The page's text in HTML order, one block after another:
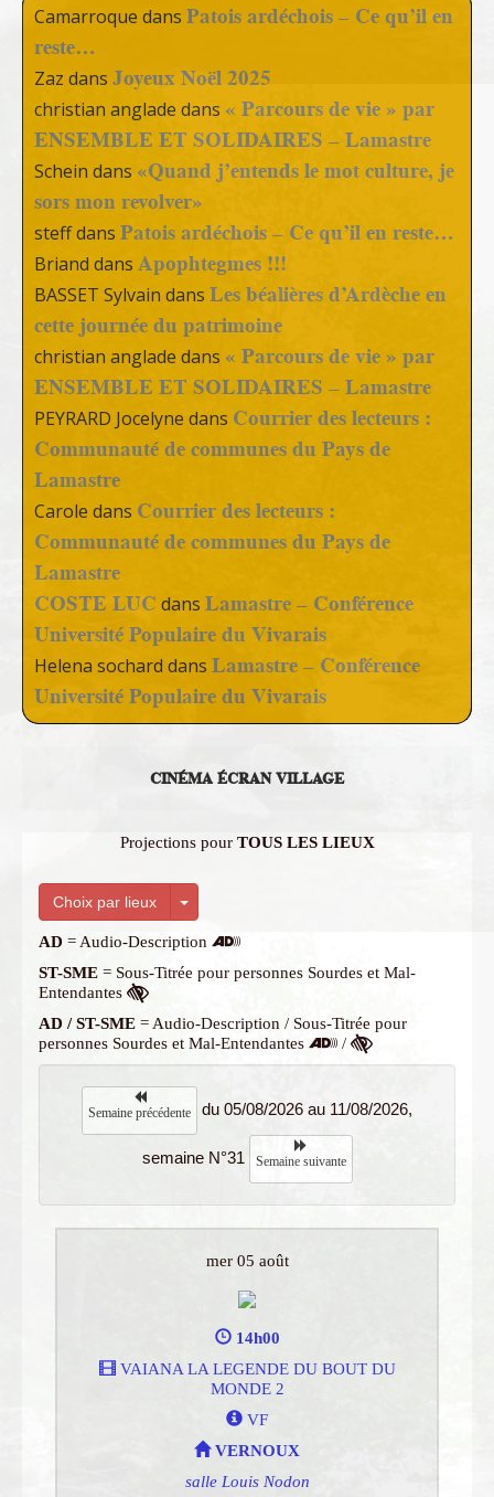
Camarroque dans Patois ardéchois – Ce qu’il en
reste…
Zaz dans Joyeux Noël 2025
christian anglade dans « Parcours de vie » par
ENSEMBLE ET SOLIDAIRES – Lamastre
Schein dans «Quand j’entends le mot culture, je
sors mon revolver»
steffdans Patois ardéchois – Ce qu’il en reste…
Briand dans Apophtegmes !!!
BASSET Sylvain dans Les béalières d’Ardèche en
cette journée du patrimoine
christian anglade dans « Parcours de vie » par
ENSEMBLE ET SOLIDAIRES – Lamastre
PEYRARD Jocelyne dans Courrier des lecteurs :
Communauté de communes du Pays de
Lamastre
Carole dans Courrier des lecteurs :
Communauté de communes du Pays de
Lamastre
COSTE LUC dans Lamastre – Conférence
Université Populaire du Vivarais
Helena sochard dans Lamastre – Conférence
Université Populaire du Vivarais
CINÉMA ÉCRAN VILLAGE